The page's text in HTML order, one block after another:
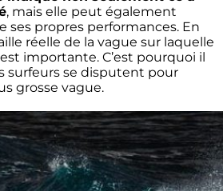
, mais elle peut également
ses propres performances. En
réelle de la vague sur laquelle
importante. C’est pourquoi il
surfeurs se disputent pour
grosse vague.